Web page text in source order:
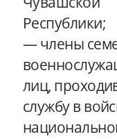
Республики;
— члены
лиц,
службу в